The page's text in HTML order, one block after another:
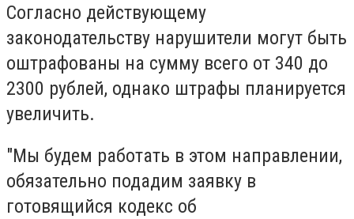
Согласно действующему
законодательству нарушители могут быть
оштрафованы на сумму всего от 340 до
2300 рублей, однако штрафы планируется
увеличить.
"Мы будем работать в этом направлении,
обязательно подадим заявку в
готовящийся кодекс об